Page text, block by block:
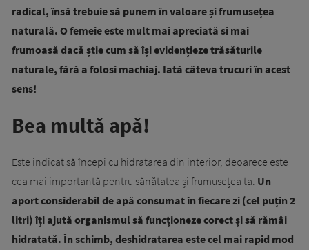
radical, însă trebuie să punem în valoare și frumusețea
naturală. O femeie este mult mai apreciată si mai
frumoasă dacă știe cum să își evidențieze trăsăturile
naturale, fără a folosi machiaj. Iată câteva trucuri în acest
sens!
Bea multă apă!
Este indicat să începi cu hidratarea din interior, deoarece este
cea mai importantă pentru sănătatea și frumusețea ta. Un
aport considerabil de apă consumat în fiecare zi (cel puțin 2
litri) îți ajută organismul să funcționeze corect și să rămâi
hidratată. În schimb, deshidratarea este cel mai rapid mod